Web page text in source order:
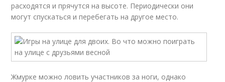
расходятся и прячутся на высоте. Периодически они
могут спускаться и перебегать на другое место.
Жмурке можно ловить участников за ноги, однако